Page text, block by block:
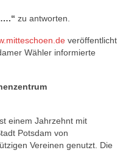
zu antworten.
veröffentlicht
Wähler informierte
einem Jahrzehnt mit
Potsdam von
Vereinen genutzt. Die